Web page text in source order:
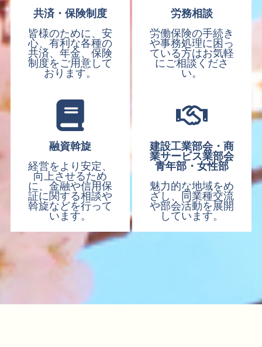
共済・保険制度
皆様のために、安
心、有利な各種の
共済、年金、保険
制度をご用意して
おります。
労務相談
労働保険の手続き
や事務処理に困っ
ている方はお気軽
にご相談くださ
い。
融資斡旋
経営をより安定、
向上させるため
に、金融や信用保
証に関する相談や
斡旋などを行って
います。
建設工業部会・商
業サービス業部会
青年部・女性部
魅力的な地域をめ
ざし、同業種交流
や部会活動を展開
しています。